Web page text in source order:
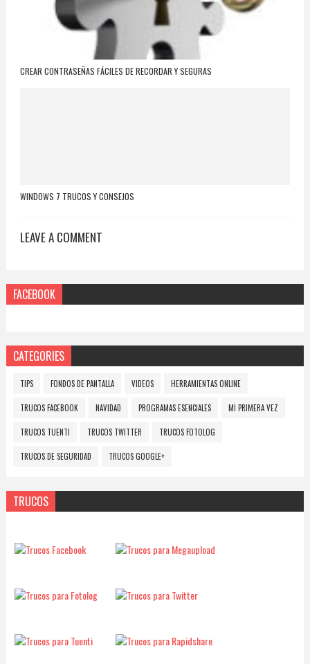
CREAR CONTRASEÑAS FÁCILES DE RECORDAR Y SEGURAS
WINDOWS 7 TRUCOS Y CONSEJOS
LEAVE A COMMENT
FACEBOOK
CATEGORIES
TIPS FONDOS DE PANTALLA VIDEOS HERRAMIENTAS ONLINE
TRUCOS FACEBOOK NAVIDAD PROGRAMAS ESENCIALES MI PRIMERA VEZ
TRUCOS TUENTI TRUCOS TWITTER TRUCOS FOTOLOG
TRUCOS DE SEGURIDAD TRUCOS GOOGLE+
TRUCOS